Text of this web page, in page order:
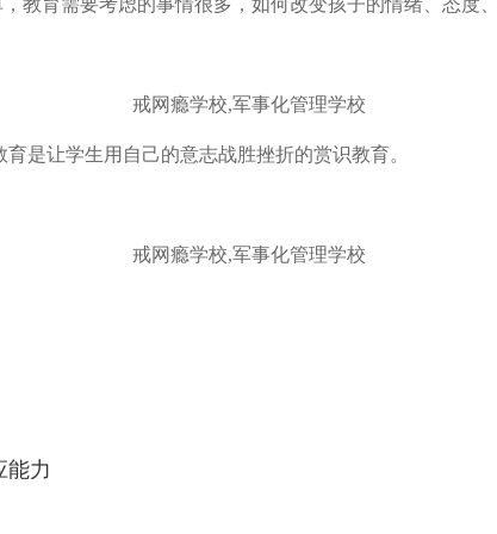
教育需要考虑的事情很多，如何改变孩子的情绪、态度
戒网瘾学校,军事化管理学校
是让学生用自己的意志战胜挫折的赏识教育。
戒网瘾学校,军事化管理学校
能力